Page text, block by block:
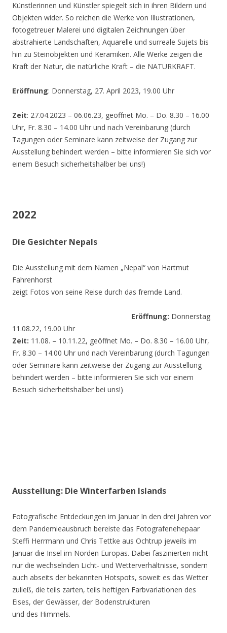
Künstlerinnen und Künstler spiegelt sich in ihren Bildern und
Objekten wider. So reichen die Werke von Illustrationen,
fotogetreuer Malerei und digitalen Zeichnungen über
abstrahierte Landschaften, Aquarelle und surreale Sujets bis
hin zu Steinobjekten und Keramiken. Alle Werke zeigen die
Kraft der Natur, die natürliche Kraft – die NATURKRAFT.
Eröffnung: Donnerstag, 27. April 2023, 19.00 Uhr
Zeit: 27.04.2023 – 06.06.23, geöffnet Mo. – Do. 8.30 – 16.00
Uhr, Fr. 8.30 – 14.00 Uhr und nach Vereinbarung (durch
Tagungen oder Seminare kann zeitweise der Zugang zur
Ausstellung behindert werden – bitte informieren Sie sich vor
einem Besuch sicherheitshalber bei uns!)
2022
Die Gesichter Nepals
Die Ausstellung mit dem Namen „Nepal“ von Hartmut
Fahrenhorst
zeigt Fotos von seine Reise durch das fremde Land.
Eröffnung: Donnerstag
11.08.22, 19.00 Uhr
Zeit: 11.08. – 10.11.22, geöffnet Mo. – Do. 8.30 – 16.00 Uhr,
Fr. 8.30 – 14.00 Uhr und nach Vereinbarung (durch Tagungen
oder Seminare kann zeitweise der Zugang zur Ausstellung
behindert werden – bitte informieren Sie sich vor einem
Besuch sicherheitshalber bei uns!)
Ausstellung: Die Winterfarben Islands
Fotografische Entdeckungen im Januar In den drei Jahren vor
dem Pandemieausbruch bereiste das Fotografenehepaar
Steffi Herrmann und Chris Tettke aus Ochtrup jeweils im
Januar die Insel im Norden Europas. Dabei faszinierten nicht
nur die wechselnden Licht- und Wetterverhältnisse, sondern
auch abseits der bekannten Hotspots, soweit es das Wetter
zuließ, die teils zarten, teils heftigen Farbvariationen des
Eises, der Gewässer, der Bodenstrukturen
und des Himmels.